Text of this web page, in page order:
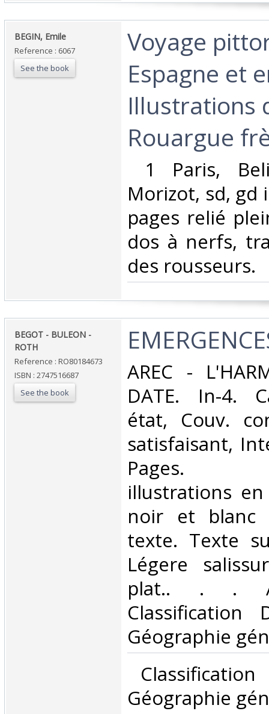
‎BEGIN, Emile‎
Reference : 6067
See the book
‎Voyage
Espagne et
Illustrations
Rouargue
1 Paris,
Morizot, sd, gd
pages relié
dos à nerfs,
des rousseurs. ‎
‎BEGOT - BULEON -
ROTH‎
Reference : RO80184673
ISBN : 2747516687
See the book
‎AREC -
DATE. In-4.
état, Couv.
satisfaisant,
Pages.
illustrations
noir et blanc
texte. Texte
Légere
plat.. . . A
Classification
Géographie
Géographie